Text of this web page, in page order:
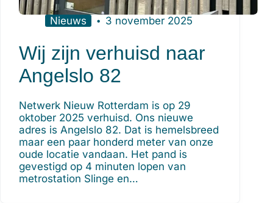
Nieuws 3 november 2025
Wij zijn verhuisd naar
Angelslo 82
Netwerk Nieuw Rotterdam is op 29
oktober 2025 verhuisd. Ons nieuwe
adres is Angelslo 82. Dat is hemelsbreed
maar een paar honderd meter van onze
oude locatie vandaan. Het pand is
gevestigd op 4 minuten lopen van
metrostation Slinge en…